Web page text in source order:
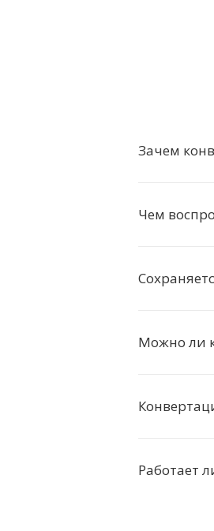
Зачем
Чем
Можно ли
Работает